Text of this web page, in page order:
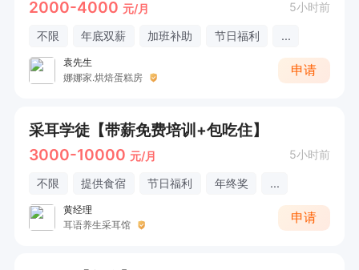
2000-4000 元/月 5小时前
不限 年底双薪 加班补助 节日福利 ...
袁先生
娜娜家.烘焙蛋糕房
申请
采耳学徒【带薪免费培训+包吃住】
3000-10000 元/月 5小时前
不限 提供食宿 节日福利 年终奖 ...
黄经理
耳语养生采耳馆
申请